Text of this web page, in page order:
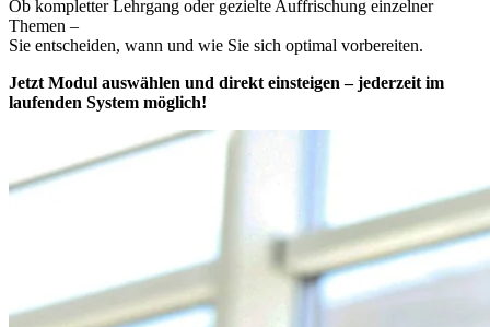
Ob kompletter Lehrgang oder gezielte Auffrischung einzelner
Themen –
Sie entscheiden, wann und wie Sie sich optimal vorbereiten.
Jetzt Modul auswählen und direkt einsteigen – jederzeit im
laufenden System möglich!